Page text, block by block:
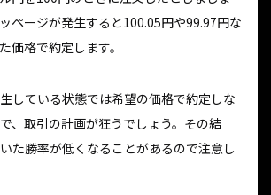
ページが発生すると100.05円や99.97円な
価格で約定します。
している状態では希望の価格で約定しな
、取引の計画が狂うでしょう。その結
た勝率が低くなることがあるので注意し